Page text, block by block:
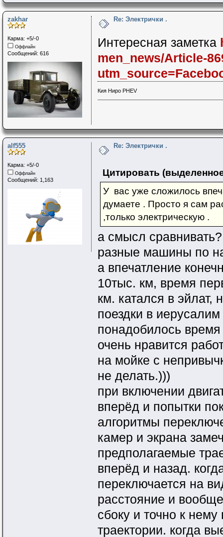
zakhar
Карма: +5/-0
Оффлайн
Сообщений: 616
Re: Электрички .
Интересная заметка
men_news/Article-
Кия Ниро PHEV
alf555
Карма: +5/-0
Оффлайн
Сообщений: 1,163
Re: Электрички .
Цитировать
У вас уже сложилось
думаете . Просто я сам
,только электрическую .
а смысл
разные машины по
а впечатление
10тыс. км, время
км. катался в эйлат,
поездки в
понадобилось время
очень нравится
на мойке с
не делать.)))
при включении
вперёд и попытки
алгоритмы
камер и экрана
предполагаемые
вперёд и назад.
переключается на
расстояние и
сбоку и точно к
траектории. когда